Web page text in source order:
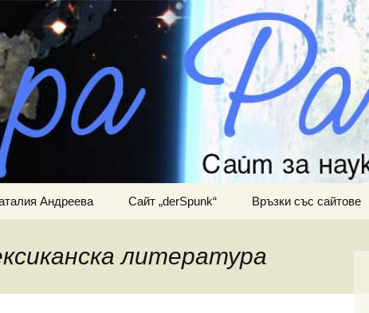
и мистично познание
Андреева Сайт „derSpunk“ Връзки със сайтове
литература